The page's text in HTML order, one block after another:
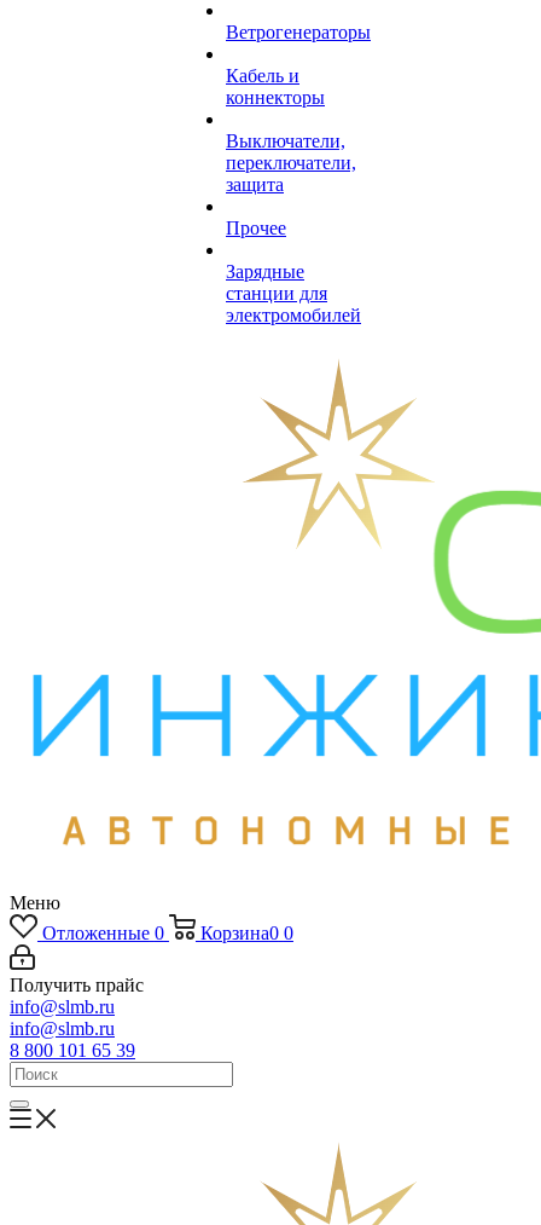
Ветрогенераторы
Кабель и
коннекторы
Выключатели,
переключатели,
защита
Прочее
Зарядные
станции для
электромобилей
Меню
Отложенные 0 Корзина0 0
Получить прайс
info@slmb.ru
info@slmb.ru
8 800 101 65 39